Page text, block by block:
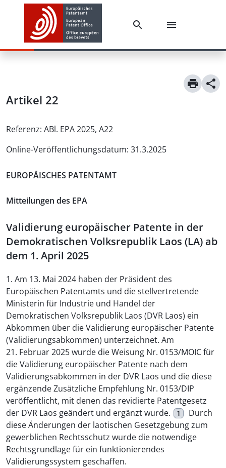
Artikel 22
Referenz: ABl. EPA 2025, A22
Online-Veröffentlichungsdatum: 31.3.2025
EUROPÄISCHES PATENTAMT
Mitteilungen des EPA
Validierung europäischer Patente in der
Demokratischen Volksrepublik Laos (LA) ab
dem 1. April 2025
1. Am 13. Mai 2024 haben der Präsident des
Europäischen Patentamts und die stellvertretende
Ministerin für Industrie und Handel der
Demokratischen Volksrepublik Laos (DVR Laos) ein
Abkommen über die Validierung europäischer Patente
(Validierungsabkommen) unterzeichnet. Am
21. Februar 2025 wurde die Weisung Nr. 0153/MOIC für
die Validierung europäischer Patente nach dem
Validierungsabkommen in der DVR Laos und die diese
ergänzende Zusätzliche Empfehlung Nr. 0153/DIP
veröffentlicht, mit denen das revidierte Patentgesetz
der DVR Laos geändert und ergänzt wurde.
1
Durch
diese Änderungen der laotischen Gesetzgebung zum
gewerblichen Rechtsschutz wurde die notwendige
Rechtsgrundlage für ein funktionierendes
Validierungssystem geschaffen.